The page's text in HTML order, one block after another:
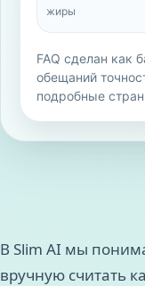
жиры
FAQ сделан как
обещаний
подробные
В Slim AI мы
вручную считать